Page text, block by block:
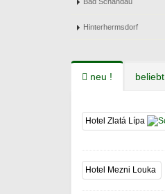
Hinterhermsdorf
neu ! beliebt
Hotel Zlatá Lípa
Hotel Mezni Louka